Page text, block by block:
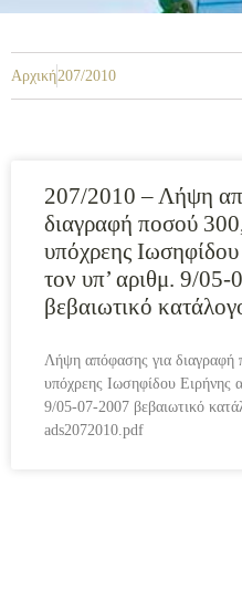
Αρχική207/2010
207/2010 – Λήψη
διαγραφή ποσού
υπόχρεης
τον υπ’ αριθμ. 9/
βεβαιωτικό
Λήψη απόφασης για διαγραφή
υπόχρεης Ιωσηφίδου Ειρήνης
9/05-07-2007 βεβαιωτικό
ads2072010.pdf